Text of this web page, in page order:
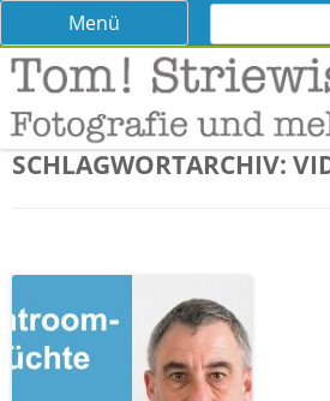
Tom! Striewisch –
lernen
Tipps und Tricks und Meinungen zur
Menü
Skip
content
Suchen
SCHLAGWORTARCHIV: